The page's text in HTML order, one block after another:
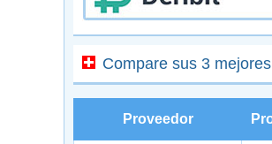
Compare sus 3
Proveedor